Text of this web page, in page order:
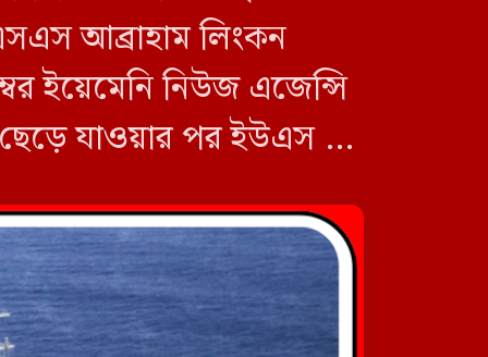
আব্রাহাম লিংকন
ইয়েমেনি নিউজ এজেন্সি
যাওয়ার পর ইউএস ৭ম